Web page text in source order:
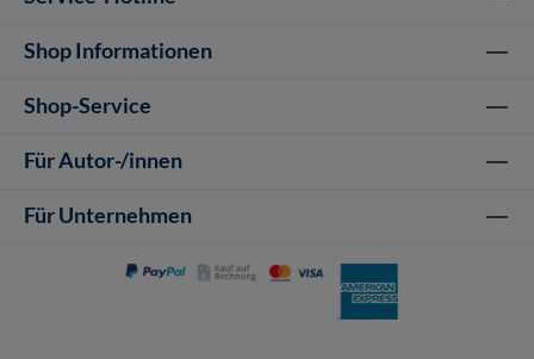
Shop Informationen
Shop-Service
Für Autor-/innen
Für Unternehmen